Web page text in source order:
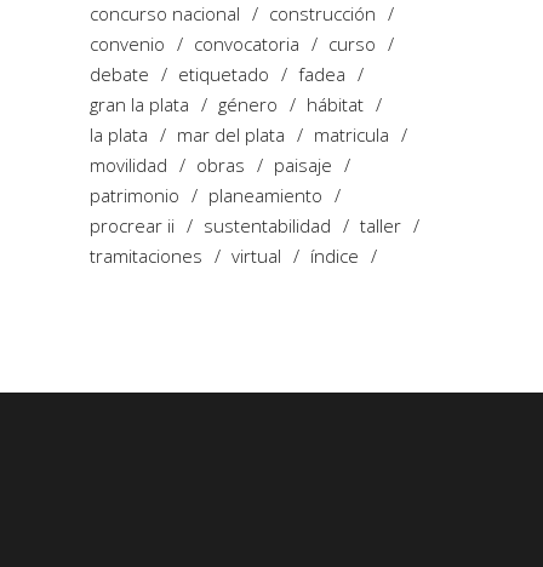
concurso nacional
construcción
convenio
convocatoria
curso
debate
etiquetado
fadea
gran la plata
género
hábitat
la plata
mar del plata
matricula
movilidad
obras
paisaje
patrimonio
planeamiento
procrear ii
sustentabilidad
taller
tramitaciones
virtual índice